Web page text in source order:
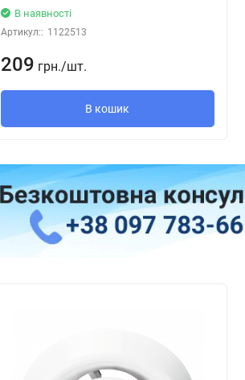
В наявності
Артикул:: 1122513
209 грн./шт.
В кошик